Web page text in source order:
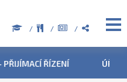
LETNÍCH PRÁZDNIN